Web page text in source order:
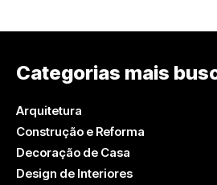
Categorias mais
Arquitetura
Construção e Reforma
Decoração de Casa
Design de Interiores